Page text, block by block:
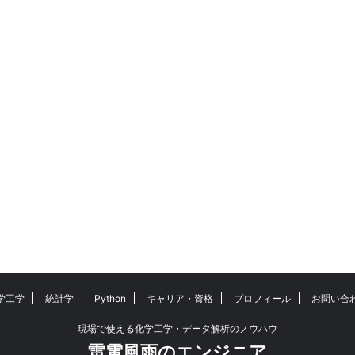
工学 統計学 Python キャリア・資格 プロフィール お問い合
現場で使える化学工学・データ解析のノウハウ